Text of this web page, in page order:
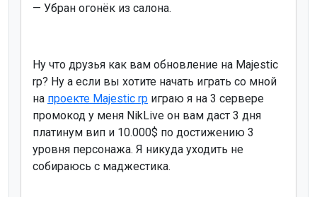
— Убран огонёк из салона.
Ну что друзья как вам обновление на Majestic
rp? Ну а если вы хотите начать играть со мной
на проекте Majestic rp играю я на 3 сервере
промокод у меня NikLive он вам даст 3 дня
платинум вип и 10.000$ по достижению 3
уровня персонажа. Я никуда уходить не
собираюсь с маджестика.